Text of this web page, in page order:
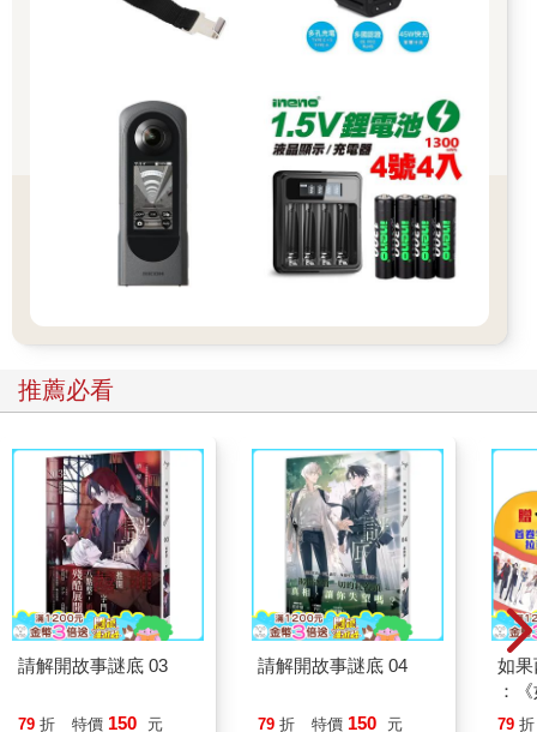
推薦必看
請解開故事謎底 03
79 折 特價 150 元
請解開故事謎底 04
79 折 特價 150 元
如
：
喵
79 折